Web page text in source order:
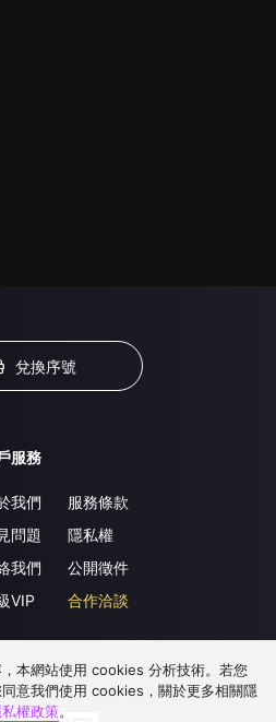
兌換序號
服務
我們
問題
我們
VIP
服務條款
隱私權
公開徵件
合作洽談
本網站使用 cookies 分析技術。若您
意我們使用 cookies，關於更多相關隱
權政策。